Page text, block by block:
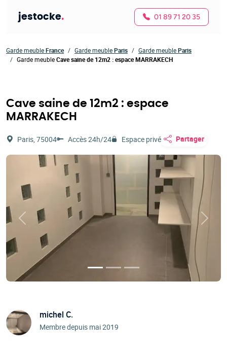
jestocke. 01 89 71 20 35
Garde meubleFrance Garde meubleParis Garde meubleParis
Garde meubleCave saine de 12m2 : espace MARRAKECH
Cave saine de 12m2 : espace
MARRAKECH
Paris, 75004 Accès 24h/24 Espace privé Partager
Précédent
michel C.
Membre depuis mai 2019